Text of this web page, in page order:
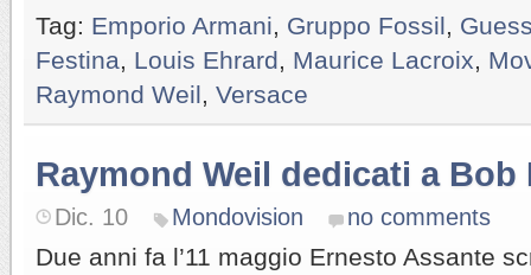
Tag: Emporio Armani Gruppo Fossil
Festina
Louis Ehrard Maurice Lacroix
Raymond Weil Versace
Raymond Weil dedicati a Bob
Dic. 10 Mondovision no comments
Due anni fa l’11 maggio Ernesto Assante